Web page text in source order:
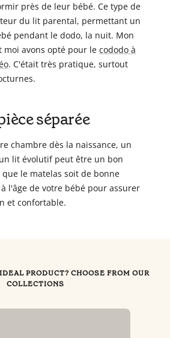
près de leur bébé. Ce type de
du lit parental, permettant un
pendant le dodo, la nuit. Mon
moi avons opté pour le cododo à
. C'était très pratique, surtout
séparée
chambre dès la naissance, un
lit évolutif peut être un bon
que le matelas soit de bonne
l'âge de votre bébé pour assurer
et confortable.
PRODUCT? CHOOSE FROM OUR
COLLECTIONS